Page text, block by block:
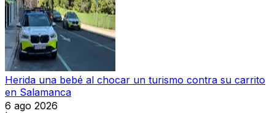
Herida una bebé al chocar un turismo contra su carrito
en Salamanca
6 ago 2026